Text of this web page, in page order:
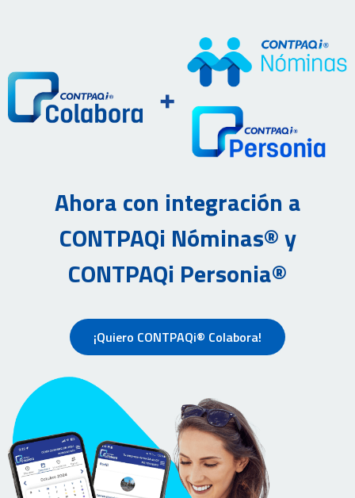
Ahora con integración a
CONTPAQi Nóminas® y
CONTPAQi Personia®
¡Quiero CONTPAQi® Colabora!